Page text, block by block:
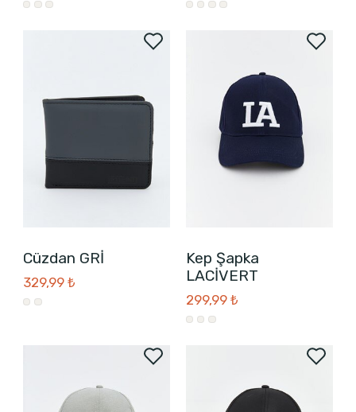
Cüzdan GRİ
329,99 ₺
Kep Şapka
LACİVERT
299,99 ₺